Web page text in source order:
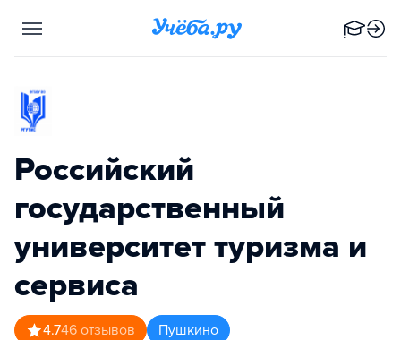
Российский
государственный
университет туризма и
сервиса
4.746 отзывов
Пушкино